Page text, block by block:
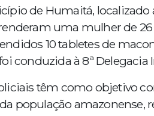
de Humaitá,
uma mulher de 26
10 tabletes de
conduzida à 8ª Delegacia
têm como objetivo
população amazonense,